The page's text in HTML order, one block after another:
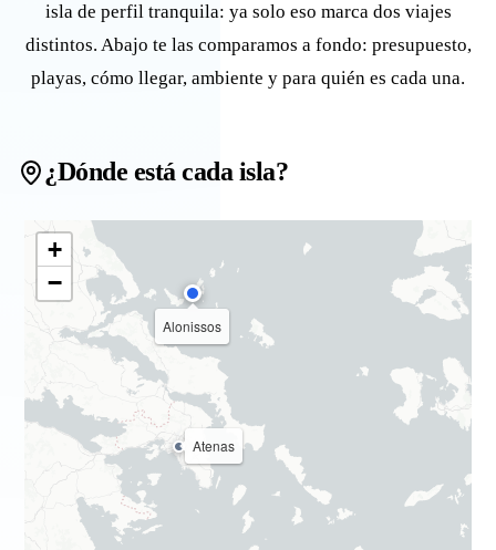
isla de perfil tranquila: ya solo eso marca dos viajes
distintos. Abajo te las comparamos a fondo: presupuesto,
playas, cómo llegar, ambiente y para quién es cada una.
¿Dónde está cada isla?
Alonissos
Atenas
+
−